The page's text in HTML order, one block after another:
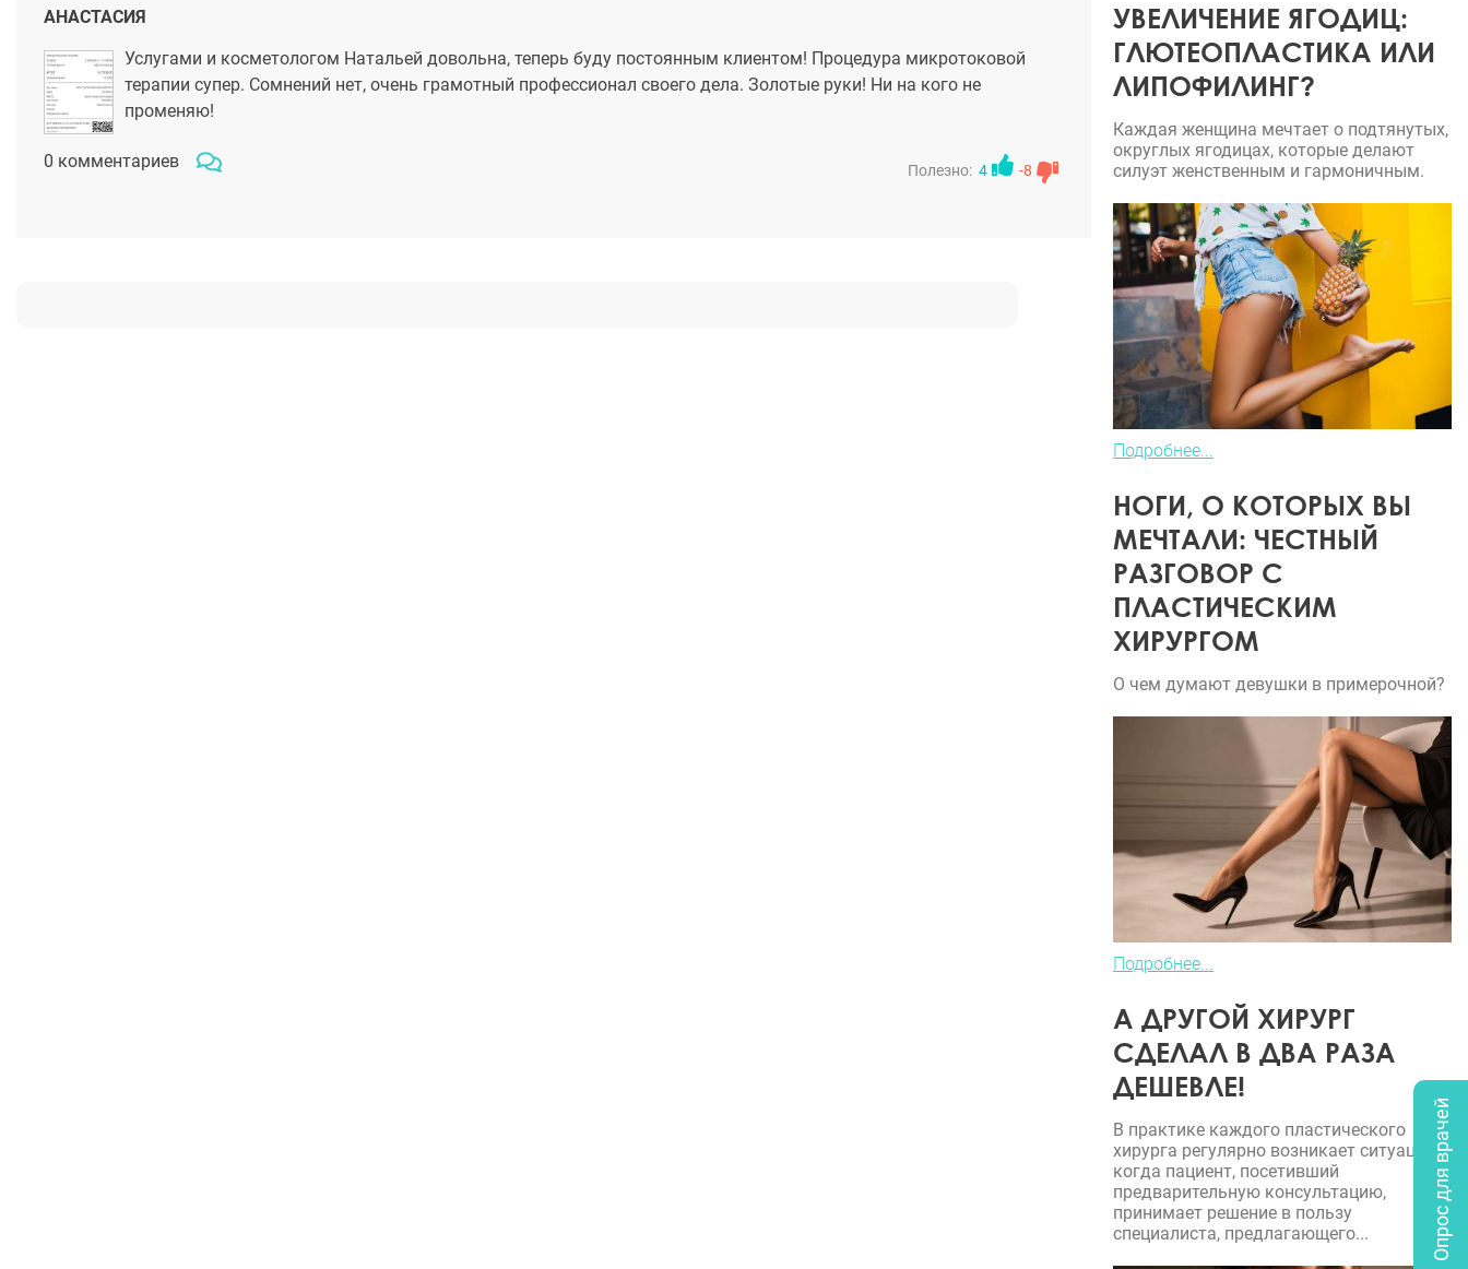
АНАСТАСИЯ
Услугами и косметологом Натальей довольна, теперь буду постоянным клиентом! Процедура микротоковой
терапии супер. Сомнений нет, очень грамотный профессионал своего дела. Золотые руки! Ни на кого не
променяю!
0 комментариев Полезно: 4 -8
УВЕЛИЧЕНИЕ ЯГОДИЦ:
ГЛЮТЕОПЛАСТИКА ИЛИ
ЛИПОФИЛИНГ?
Каждая женщина мечтает о подтянутых,
округлых ягодицах, которые делают
силуэт женственным и гармоничным.
Подробнее...
НОГИ, О КОТОРЫХ ВЫ
МЕЧТАЛИ: ЧЕСТНЫЙ
РАЗГОВОР С
ПЛАСТИЧЕСКИМ
ХИРУРГОМ
О чем думают девушки в примерочной?
Подробнее...
А ДРУГОЙ ХИРУРГ
СДЕЛАЛ В ДВА РАЗА
ДЕШЕВЛЕ!
В практике каждого пластического
хирурга регулярно возникает ситуация,
когда пациент, посетивший
предварительную консультацию,
принимает решение в пользу
специалиста, предлагающего...
Опрос для врачей